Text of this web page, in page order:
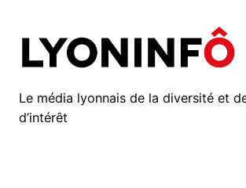
contenu
Le média lyonnais de la diversité et
d’intérêt